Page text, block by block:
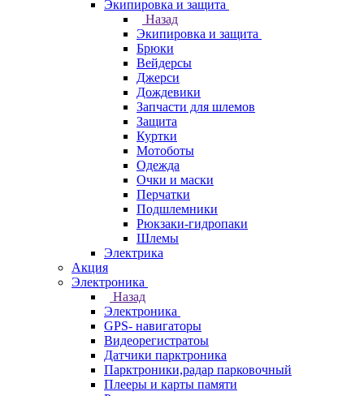
Экипировка и защита
Назад
Экипировка и защита
Брюки
Вейдерсы
Джерси
Дождевики
Запчасти для шлемов
Защита
Куртки
Мотоботы
Одежда
Очки и маски
Перчатки
Подшлемники
Рюкзаки-гидропаки
Шлемы
Электрика
Акция
Электроника
Назад
Электроника
GPS- навигаторы
Видеорегистратоы
Датчики парктроника
Парктроники,радар парковочный
Плееры и карты памяти